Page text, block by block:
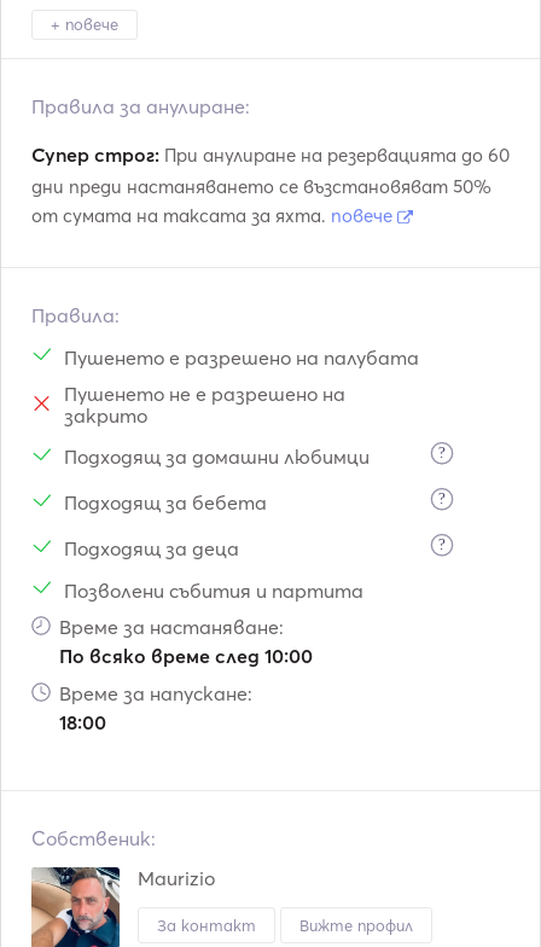
+ повече
Правила за анулиране:
Супер строг: При анулиране на резервацията до 60
дни преди настаняването се възстановяват 50%
от сумата на таксата за яхта. повече
Правила:
Пушенето е разрешено на палубата
Пушенето не е разрешено на
закрито
Подходящ за домашни любимци
?
Подходящ за бебета ?
Подходящ за деца ?
Позволени събития и партита
Време за настаняване:
По всяко време след 10:00
Време за напускане:
18:00
Собственик:
Maurizio
За контакт Вижте профил